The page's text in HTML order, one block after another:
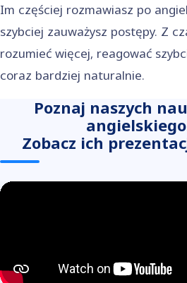
Im częściej rozmawiasz po
szybciej zauważysz postępy. Z
rozumieć więcej, reagować
coraz bardziej naturalnie.
Poznaj naszych
Zobacz ich